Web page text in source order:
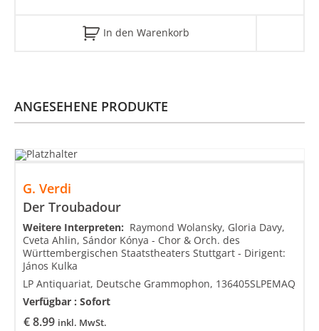
In den Warenkorb
ANGESEHENE PRODUKTE
G. Verdi
Der Troubadour
€8.99 inkl. MwSt.
Weitere Interpreten: Raymond Wolansky, Gloria Davy,
Cveta Ahlin, Sándor Kónya - Chor & Orch. des
Württembergischen Staatstheaters Stuttgart - Dirigent:
János Kulka
LP Antiquariat, Deutsche Grammophon, 136405SLPEMAQ
Verfügbar : Sofort